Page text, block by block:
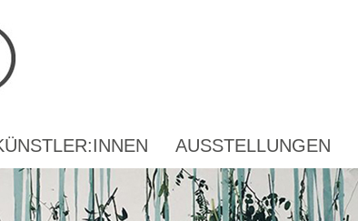
AUSSTELLUNGEN